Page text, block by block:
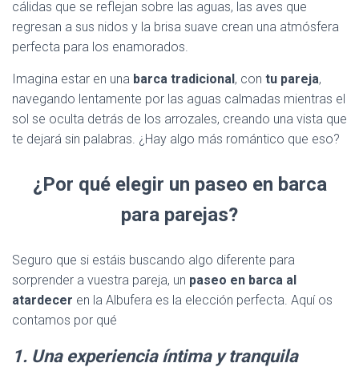
cálidas que se reflejan sobre las aguas, las aves que
regresan a sus nidos y la brisa suave crean una atmósfera
perfecta para los enamorados.
Imagina estar en una barca tradicional, con tu pareja,
navegando lentamente por las aguas calmadas mientras el
sol se oculta detrás de los arrozales, creando una vista que
te dejará sin palabras. ¿Hay algo más romántico que eso?
¿Por qué elegir un paseo en barca
para parejas?
Seguro que si estáis buscando algo diferente para
sorprender a vuestra pareja, un paseo en barca al
atardecer en la Albufera es la elección perfecta. Aquí os
contamos por qué
1. Una experiencia íntima y tranquila